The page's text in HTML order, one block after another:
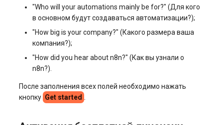
"Who will your automations mainly be for?" (Для кого
в основном будут создаваться автоматизации?);
"How big is your company?" (Какого размера ваша
компания?);
"How did you hear about n8n?" (Как вы узнали о
n8n?).
После заполнения всех полей необходимо нажать
кнопку Get started